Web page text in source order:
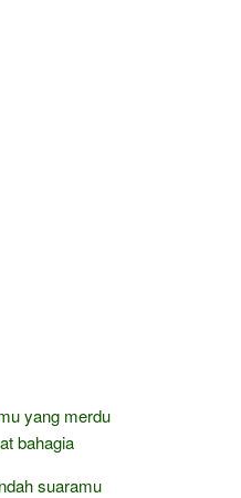
yang merdu
bahagia
suaramu